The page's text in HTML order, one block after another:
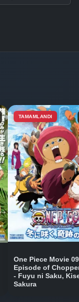
TAMAMLANDI
One Piece Movie
Episode of
- Fuyu ni Saku,
Sakura